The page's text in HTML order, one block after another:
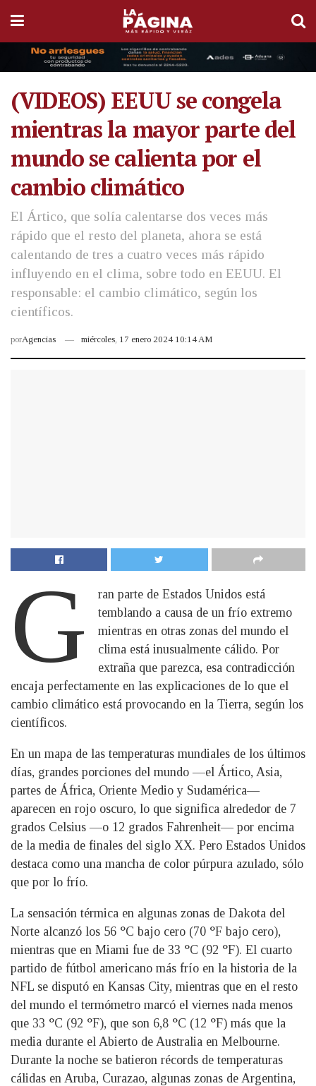
(VIDEOS) EEUU se congela
mientras la mayor parte del
mundo se calienta por el
cambio climático
El Ártico, que solía calentarse dos veces más
rápido que el resto del planeta, ahora se está
calentando de tres a cuatro veces más rápido
influyendo en el clima, sobre todo en EEUU. El
responsable: el cambio climático, según los
científicos.
porAgencias miércoles, 17 enero 2024 10:14 AM
G
ran parte de Estados Unidos está
temblando a causa de un frío extremo
mientras en otras zonas del mundo el
clima está inusualmente cálido. Por
extraña que parezca, esa contradicción
encaja perfectamente en las explicaciones de lo que el
cambio climático está provocando en la Tierra, según los
científicos.
En un mapa de las temperaturas mundiales de los últimos
días, grandes porciones del mundo —el Ártico, Asia,
partes de África, Oriente Medio y Sudamérica—
aparecen en rojo oscuro, lo que significa alrededor de 7
grados Celsius —o 12 grados Fahrenheit— por encima
de la media de finales del siglo XX. Pero Estados Unidos
destaca como una mancha de color púrpura azulado, sólo
que por lo frío.
La sensación térmica en algunas zonas de Dakota del
Norte alcanzó los 56 °C bajo cero (70 °F bajo cero),
mientras que en Miami fue de 33 °C (92 °F). El cuarto
partido de fútbol americano más frío en la historia de la
NFL se disputó en Kansas City, mientras que en el resto
del mundo el termómetro marcó el viernes nada menos
que 33 °C (92 °F), que son 6,8 °C (12 °F) más que la
media durante el Abierto de Australia en Melbourne.
Durante la noche se batieron récords de temperaturas
cálidas en Aruba, Curazao, algunas zonas de Argentina,